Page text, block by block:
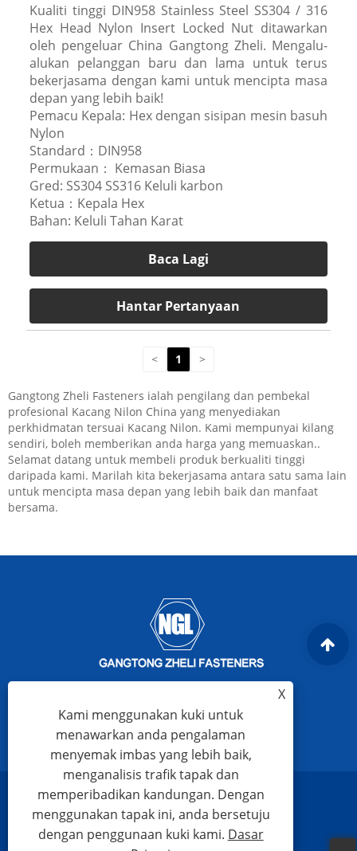
Kualiti tinggi DIN958 Stainless Steel SS304 / 316
Hex Head Nylon Insert Locked Nut ditawarkan
oleh pengeluar China Gangtong Zheli. Mengalu-
alukan pelanggan baru dan lama untuk terus
bekerjasama dengan kami untuk mencipta masa
depan yang lebih baik!
Pemacu Kepala: Hex dengan sisipan mesin basuh
Nylon
Standard：DIN958
Permukaan： Kemasan Biasa
Gred: SS304 SS316 Keluli karbon
Ketua：Kepala Hex
Bahan: Keluli Tahan Karat
Baca Lagi
Hantar Pertanyaan
< 1 >
Gangtong Zheli Fasteners ialah pengilang dan pembekal
profesional Kacang Nilon China yang menyediakan
perkhidmatan tersuai Kacang Nilon. Kami mempunyai kilang
sendiri, boleh memberikan anda harga yang memuaskan..
Selamat datang untuk membeli produk berkualiti tinggi
daripada kami. Marilah kita bekerjasama antara satu sama lain
untuk mencipta masa depan yang lebih baik dan manfaat
bersama.
X
Kami menggunakan kuki untuk
menawarkan anda pengalaman
menyemak imbas yang lebih baik,
menganalisis trafik tapak dan
memperibadikan kandungan. Dengan
menggunakan tapak ini, anda bersetuju
dengan penggunaan kuki kami. Dasar
Links Sitemap RSS XML Dasar Privasi